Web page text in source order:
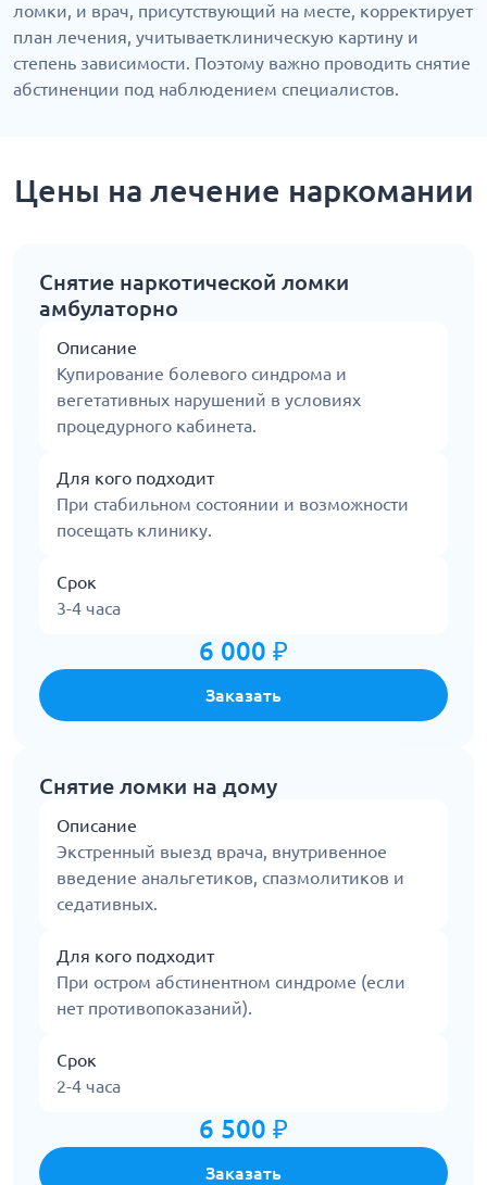
ломки, и врач, присутствующий на месте, корректирует
план лечения, учитываетклиническую картину и
степень зависимости. Поэтому важно проводить снятие
абстиненции под наблюдением специалистов.
Цены на лечение наркомании
Снятие наркотической ломки
амбулаторно
Описание
Купирование болевого синдрома и
вегетативных нарушений в условиях
процедурного кабинета.
Для кого подходит
При стабильном состоянии и возможности
посещать клинику.
Срок
3-4 часа
6 000 ₽
Заказать
Снятие ломки на дому
Описание
Экстренный выезд врача, внутривенное
введение анальгетиков, спазмолитиков и
седативных.
Для кого подходит
При остром абстинентном синдроме (если
нет противопоказаний).
Срок
2-4 часа
6 500 ₽
Заказать